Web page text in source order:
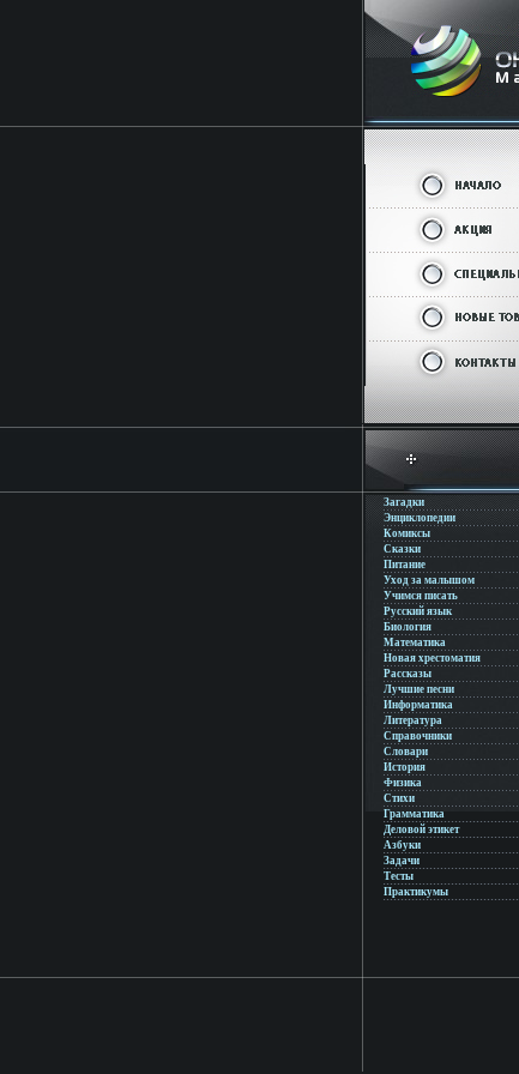
Загадки
Энциклопедии
Комиксы
Сказки
Питание
Уход за малышом
Учимся писать
Русский язык
Биология
Математика
Новая хрестоматия
Рассказы
Лучшие песни
Информатика
Литература
Справочники
Словари
История
Физика
Стихи
Грамматика
Деловой этикет
Азбуки
Задачи
Тесты
Практикумы